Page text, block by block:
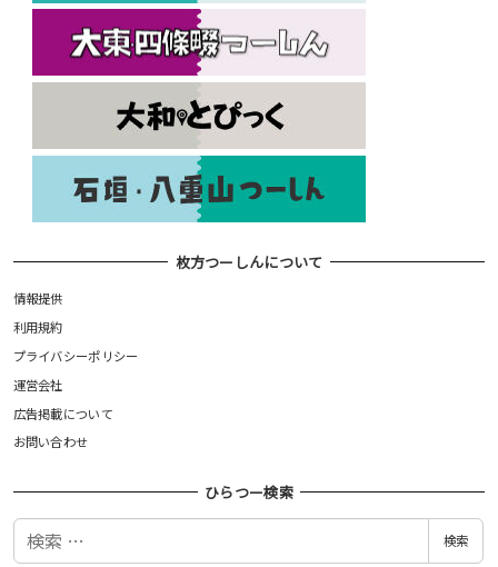
枚方つーしんについて
情報提供
利用規約
プライバシーポリシー
運営会社
広告掲載について
お問い合わせ
ひらつー検索
検
検索